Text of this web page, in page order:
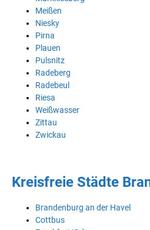
Meißen
Niesky
Pirna
Plauen
Pulsnitz
Radeberg
Radebeul
Riesa
Weißwasser
Zittau
Zwickau
Kreisfreie Städte
Brandenburg an der Havel
Cottbus